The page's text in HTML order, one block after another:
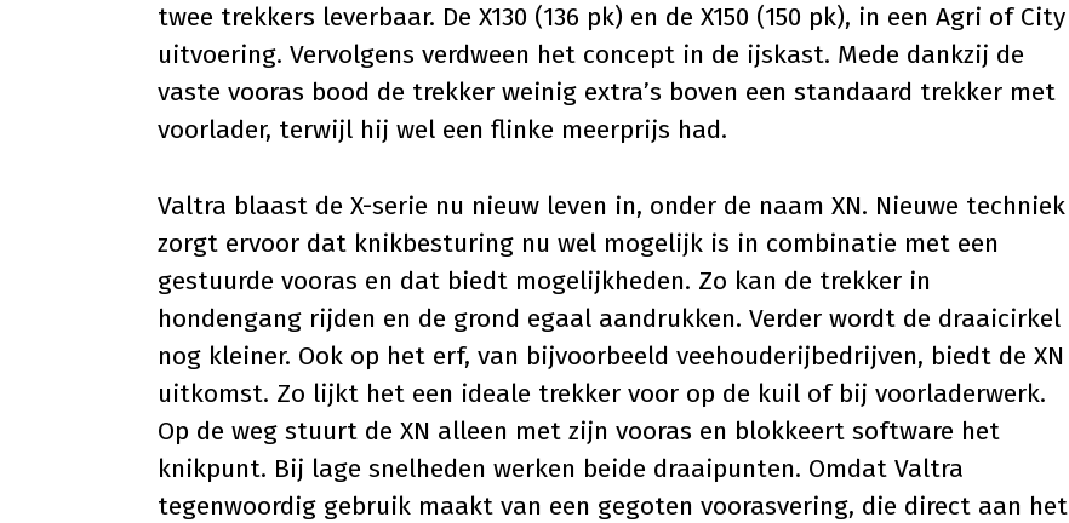
twee trekkers leverbaar. De X130 (136 pk) en de X150 (150 pk), in een Agri of City
uitvoering. Vervolgens verdween het concept in de ijskast. Mede dankzij de
vaste vooras bood de trekker weinig extra’s boven een standaard trekker met
voorlader, terwijl hij wel een flinke meerprijs had.
Valtra blaast de X-serie nu nieuw leven in, onder de naam XN. Nieuwe techniek
zorgt ervoor dat knikbesturing nu wel mogelijk is in combinatie met een
gestuurde vooras en dat biedt mogelijkheden. Zo kan de trekker in
hondengang rijden en de grond egaal aandrukken. Verder wordt de draaicirkel
nog kleiner. Ook op het erf, van bijvoorbeeld veehouderijbedrijven, biedt de XN
uitkomst. Zo lijkt het een ideale trekker voor op de kuil of bij voorladerwerk.
Op de weg stuurt de XN alleen met zijn vooras en blokkeert software het
knikpunt. Bij lage snelheden werken beide draaipunten. Omdat Valtra
tegenwoordig gebruik maakt van een gegoten voorasvering, die direct aan het